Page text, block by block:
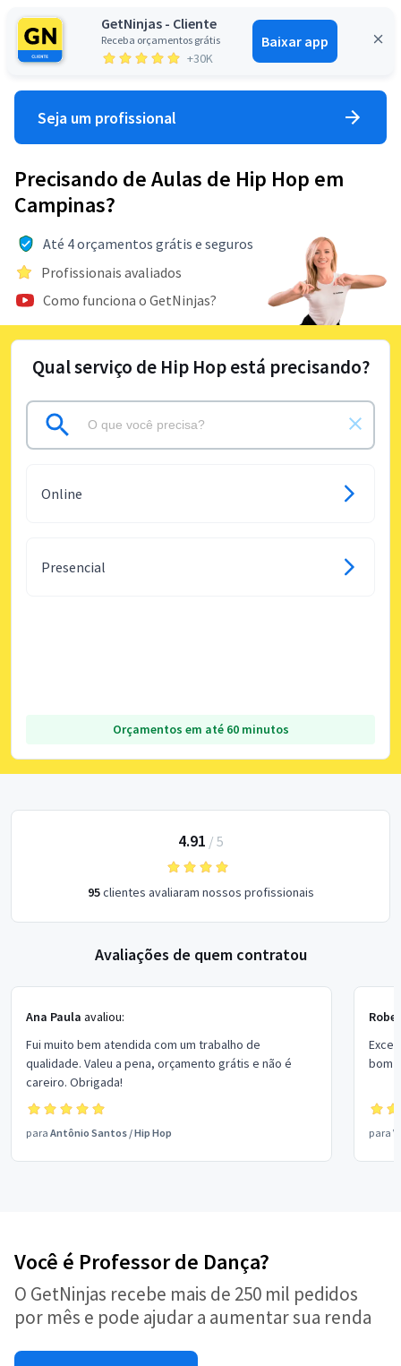
GetNinjas - Cliente
Receba orçamentos grátis
+30K
Baixar app
Entrar
Seja um profissional
Precisando de Aulas de Hip Hop em
Campinas?
Até 4 orçamentos grátis e seguros
Profissionais avaliados
Como funciona o GetNinjas?
Qual serviço de Hip Hop está precisando?
Online
Presencial
Orçamentos em até 60 minutos
4.91 / 5
95clientes avaliaram nossos profissionais
Avaliações de quem contratou
Ana Paula avaliou:
Fui muito bem atendida com um trabalho de
qualidade. Valeu a pena, orçamento grátis e não é
careiro. Obrigada!
para Antônio Santos /Hip Hop
bom
para
Você é Professor de Dança?
O GetNinjas recebe mais de 250 mil pedidos
por mês e pode ajudar a aumentar sua renda